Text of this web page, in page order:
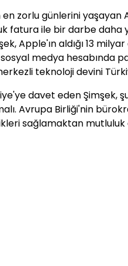
zorlu günlerini yaşayan
fatura ile bir darbe daha
Apple'ın aldığı 13
medya hesabında
teknoloji devini
davet eden Şimşek,
Avrupa Birliği'nin
sağlamaktan mutluluk